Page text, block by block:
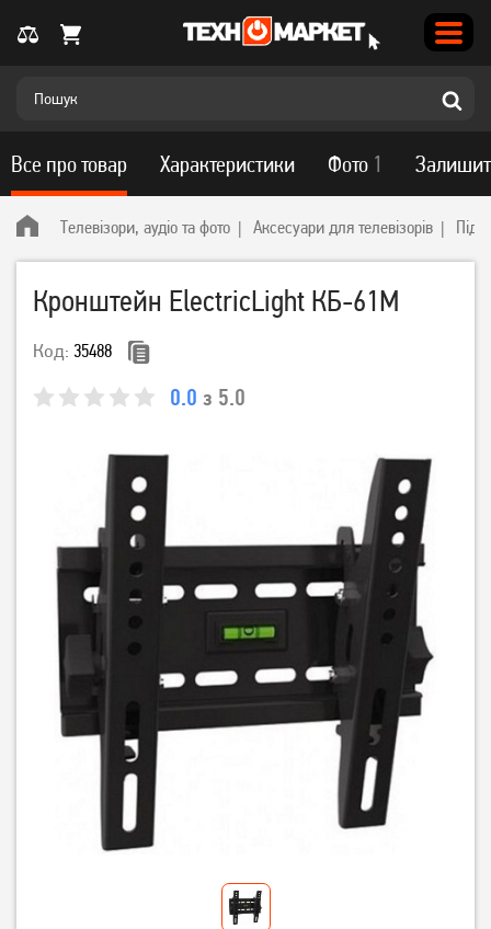
Телевізори, аудіо та фото Аксесуари для телевізорів
Кронштейн ElectricLight КБ-61М
Код: 35488
0.0 з 5.0
Все про товар Характеристики Фото 1